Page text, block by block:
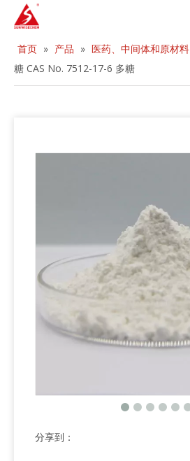
首页 » 产品 » 医药、中间体和原材料
糖 CAS No. 7512-17-6 多糖
分享到：